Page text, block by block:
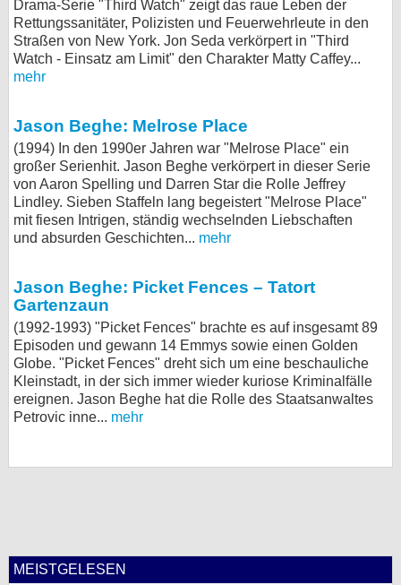
Drama-Serie "Third Watch" zeigt das raue Leben der
Rettungssanitäter, Polizisten und Feuerwehrleute in den
Straßen von New York. Jon Seda verkörpert in "Third
Watch - Einsatz am Limit" den Charakter Matty Caffey...
mehr
Jason Beghe: Melrose Place
(1994) In den 1990er Jahren war "Melrose Place" ein
großer Serienhit. Jason Beghe verkörpert in dieser Serie
von Aaron Spelling und Darren Star die Rolle Jeffrey
Lindley. Sieben Staffeln lang begeistert "Melrose Place"
mit fiesen Intrigen, ständig wechselnden Liebschaften
und absurden Geschichten... mehr
Jason Beghe: Picket Fences – Tatort
Gartenzaun
(1992-1993) "Picket Fences" brachte es auf insgesamt 89
Episoden und gewann 14 Emmys sowie einen Golden
Globe. "Picket Fences" dreht sich um eine beschauliche
Kleinstadt, in der sich immer wieder kuriose Kriminalfälle
ereignen. Jason Beghe hat die Rolle des Staatsanwaltes
Petrovic inne... mehr
MEISTGELESEN